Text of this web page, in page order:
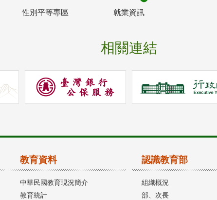
性別平等專區 就業資訊
相關連結
教育資料
中華民國教育現況簡介
教育統計
認識教育部
組織概況
部、次長